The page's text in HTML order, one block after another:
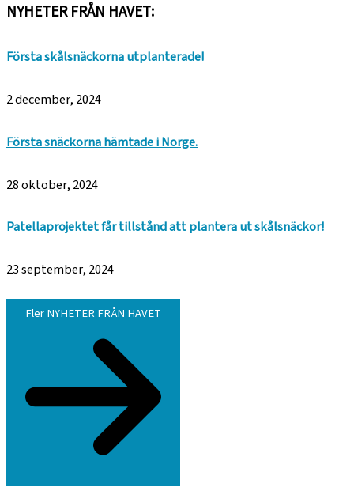
NYHETER FRÅN HAVET:
Första skålsnäckorna utplanterade!
2 december, 2024
Första snäckorna hämtade i Norge.
28 oktober, 2024
Patellaprojektet får tillstånd att plantera ut skålsnäckor!
23 september, 2024
Fler NYHETER FRÅN HAVET